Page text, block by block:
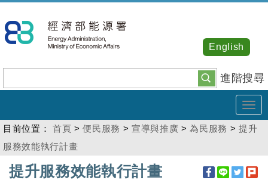
到
主
內
容
進階搜尋
English
目前位置： 首頁 >便民服務 >宣導與推廣 >為民服務 >提升
服務效能執行計畫
:::
提升服務效能執行計畫